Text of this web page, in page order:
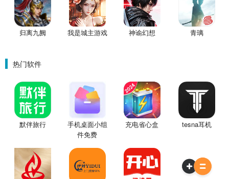
归离九阙 我是城主游戏 神谕幻想 青璃
热门软件
默伴旅行
手机桌面小组
件免费
充电省心盒 tesna耳机